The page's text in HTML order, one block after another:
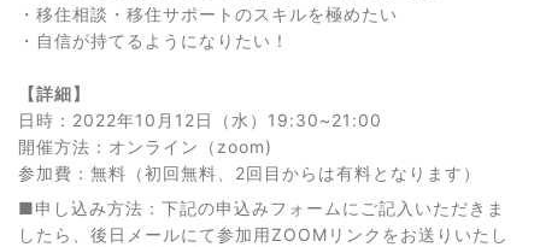
・移住相談・移住サポートのスキルを極めたい
・自信が持てるようになりたい！
【詳細】
日時：2022年10月12日（水）19:30~21:00
開催方法：オンライン（zoom)
参加費：無料（初回無料、2回目からは有料となります）
■申し込み方法：下記の申込みフォームにご記入いただきま
したら、後日メールにて参加用ZOOMリンクをお送りいたし